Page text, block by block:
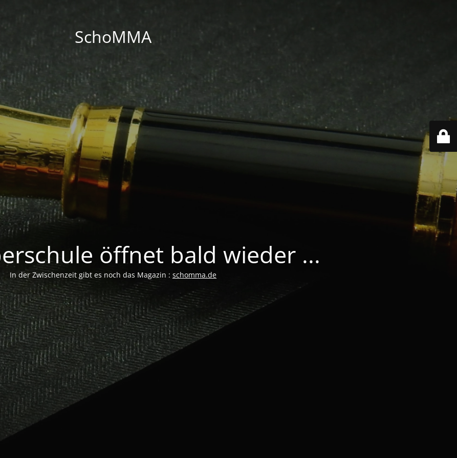
SchoMMA
öffnet bald wieder ...
In der Zwischenzeit gibt es noch das Magazin : schomma.de